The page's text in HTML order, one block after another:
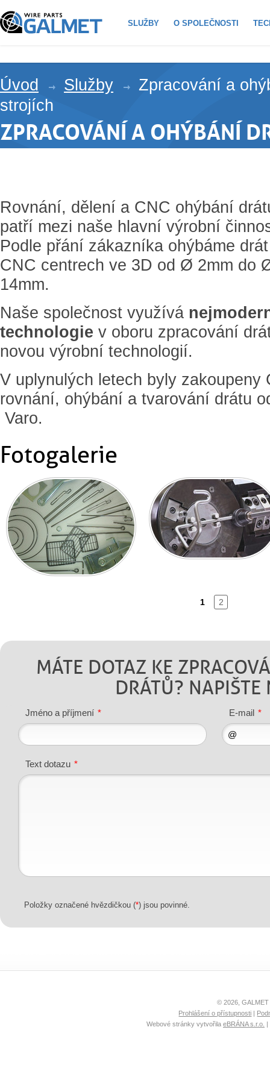
SLUŽBY O SPOLEČNOSTI
Úvod Služby
Zpracování a
strojích
ZPRACOVÁNÍ A OHÝBÁNÍ
Rovnání, dělení a CNC ohýbání
patří mezi naše hlavní výrobní
Podle přání zákazníka ohýbáme
CNC centrech ve 3D od Ø 2mm do
14mm.
Naše společnost využívá
technologie v oboru zpracování
novou výrobní technologií.
V uplynulých letech byly zakoupeny
rovnání, ohýbání a tvarování drátu
Varo.
Fotogalerie
1 2
MÁTE DOTAZ KE
DRÁTŮ? NAPIŠTE
Jméno a příjmení * E-mail *
Text dotazu *
Položky označené hvězdičkou (*) jsou povinné.
© 2026,
Prohlášení o přístupnosti |
Webové stránky vytvořila eBRÁNA s.r.o. |